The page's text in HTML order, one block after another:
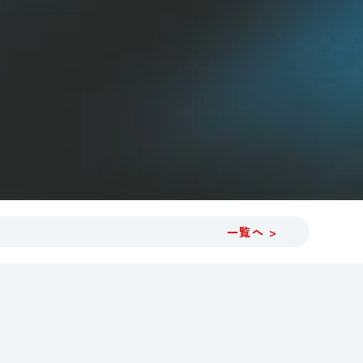
一覧へ >